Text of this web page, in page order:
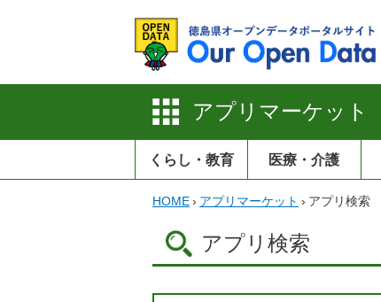
アプリマーケット
くらし・教育 医療・介護
HOME› アプリマーケット › アプリ検索
アプリ検索